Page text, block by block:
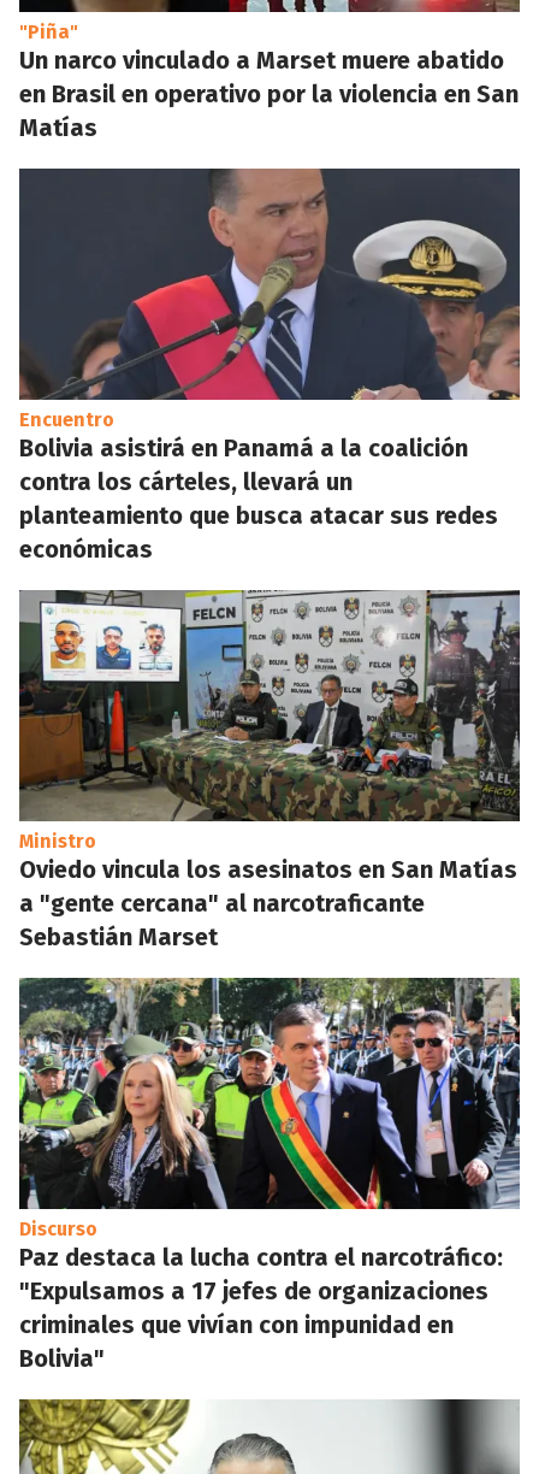
"Piña"
Un narco vinculado a Marset muere abatido
en Brasil en operativo por la violencia en San
Matías
Encuentro
Bolivia asistirá en Panamá a la coalición
contra los cárteles, llevará un
planteamiento que busca atacar sus redes
económicas
Ministro
Oviedo vincula los asesinatos en San Matías
a "gente cercana" al narcotraficante
Sebastián Marset
Discurso
Paz destaca la lucha contra el narcotráfico:
"Expulsamos a 17 jefes de organizaciones
criminales que vivían con impunidad en
Bolivia"